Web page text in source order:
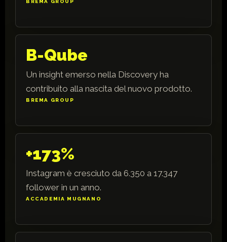
B-Qube
Un insight emerso nella Discovery ha
contribuito alla nascita del nuovo prodotto.
BREMA GROUP
+173%
Instagram è cresciuto da 6.350 a 17.347
follower in un anno.
ACCADEMIA MUGNANO